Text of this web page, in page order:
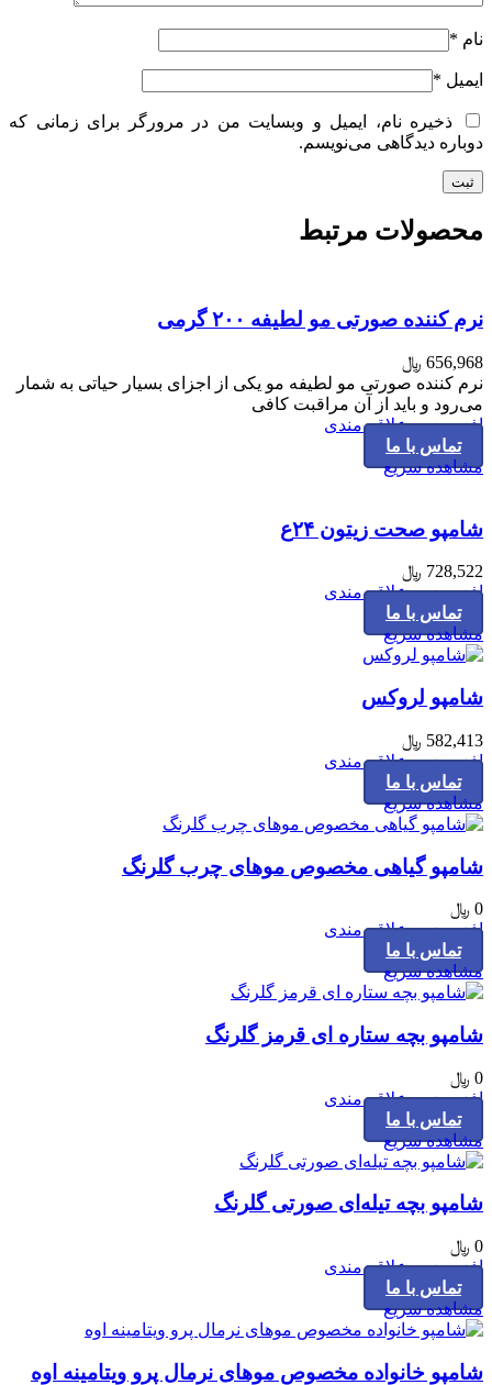
نام *
ایمیل *
ذخیره نام، ایمیل و وبسایت من در مرورگر برای زمانی که
دوباره دیدگاهی می‌نویسم.
محصولات مرتبط
نرم کننده صورتی مو لطیفه ۲۰۰ گرمی
656,968 ﷼
نرم کننده صورتی مو لطیفه مو یکی از اجزای بسیار حیاتی به شمار
می‌رود و باید از آن مراقبت کافی
افزودن به علاقه مندی
تماس با ما
مشاهده سریع
شامپو صحت زیتون ۲۴ع
728,522 ﷼
افزودن به علاقه مندی
تماس با ما
مشاهده سریع
شامپو لروکس
582,413 ﷼
افزودن به علاقه مندی
تماس با ما
مشاهده سریع
شامپو گیاهی مخصوص موهای چرب گلرنگ
0 ﷼
افزودن به علاقه مندی
تماس با ما
مشاهده سریع
شامپو بچه ستاره ای قرمز گلرنگ
0 ﷼
افزودن به علاقه مندی
تماس با ما
مشاهده سریع
شامپو بچه تیله‌ای صورتی گلرنگ
0 ﷼
افزودن به علاقه مندی
تماس با ما
مشاهده سریع
شامپو خانواده مخصوص موهای نرمال پرو ویتامینه اوه